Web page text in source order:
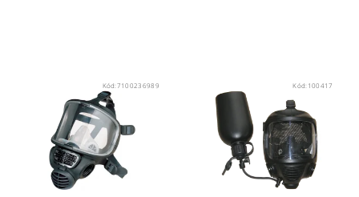
Kód:7100236989 Kód:100417